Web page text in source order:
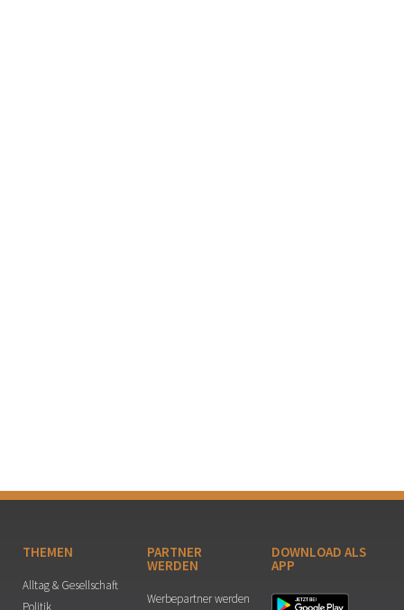
THEMEN
Alltag & Gesellschaft
Politik
PARTNER
WERDEN
Werbepartner werden
DOWNLOAD ALS
APP